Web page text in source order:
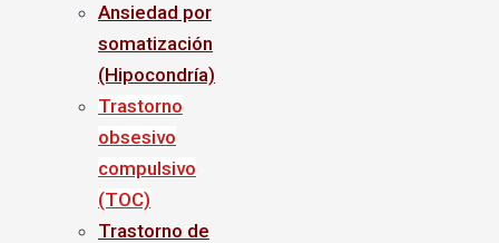
Ansiedad por
somatización
(Hipocondría)
Trastorno
obsesivo
compulsivo
(TOC)
Trastorno de